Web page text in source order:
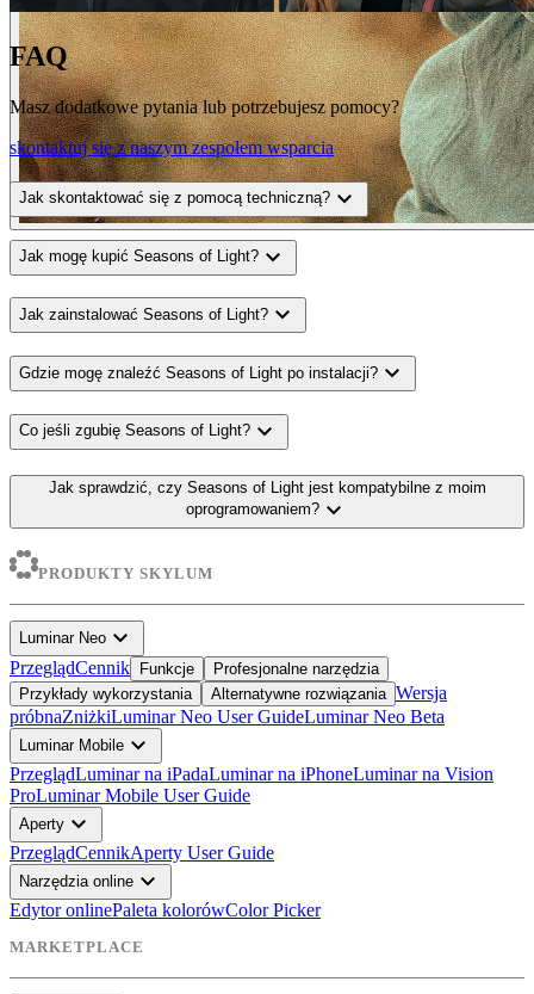
FAQ
Masz dodatkowe pytania lub potrzebujesz pomocy?
skontaktuj się z naszym zespołem wsparcia
Jak skontaktować się z pomocą techniczną? expand_more
Jak mogę kupić Seasons of Light? expand_more
Jak zainstalować Seasons of Light? expand_more
Gdzie mogę znaleźć Seasons of Light po instalacji? expand_more
Co jeśli zgubię Seasons of Light? expand_more
Jak sprawdzić, czy Seasons of Light jest kompatybilne z moim
oprogramowaniem? expand_more
PRODUKTY SKYLUM
Luminar Neo expand_more
PrzeglądCennik Funkcje
Profesjonalne narzędzia
Przykłady wykorzystania
Alternatywne rozwiązania Wersja
próbnaZniżkiLuminar Neo User GuideLuminar Neo Beta
Luminar Mobile expand_more
PrzeglądLuminar na iPadaLuminar na iPhoneLuminar na Vision
ProLuminar Mobile User Guide
Aperty expand_more
PrzeglądCennikAperty User Guide
Narzędzia online expand_more
Edytor onlinePaleta kolorówColor Picker
MARKETPLACE